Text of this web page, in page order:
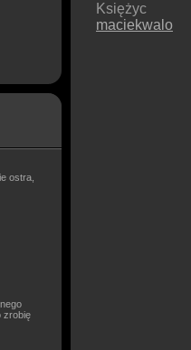
ostra,
zrobię
Księżyc
maciekwalo